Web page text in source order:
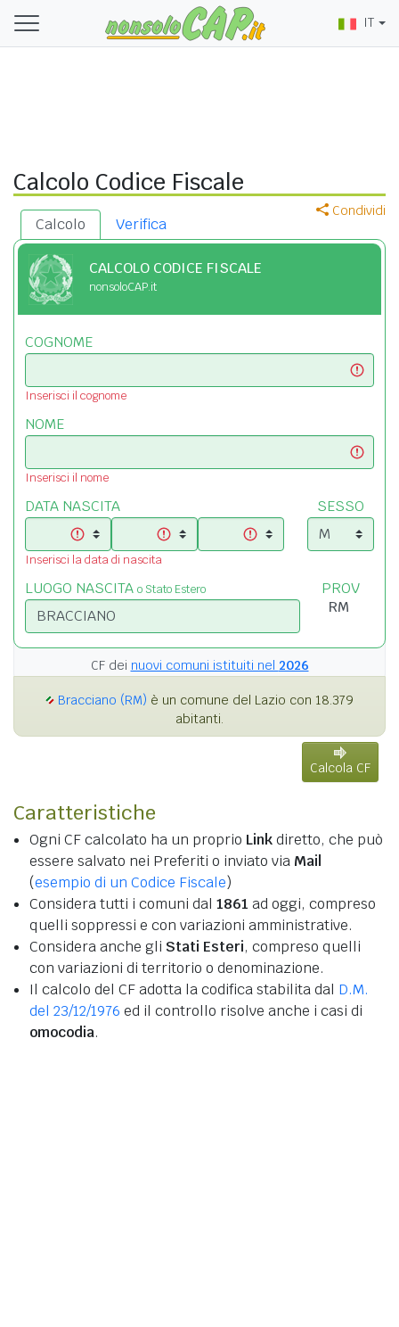
IT
Calcolo Codice Fiscale
Condividi
Calcolo Verifica
CALCOLO CODICE FISCALE
nonsoloCAP.it
COGNOME
Inserisci il cognome
NOME
Inserisci il nome
DATA NASCITA
Inserisci la data di nascita
SESSO
LUOGO NASCITA o Stato Estero PROV
CF dei nuovi comuni istituiti nel 2026
Bracciano (RM) è un comune del Lazio con 18.379
abitanti.
Calcola CF
Caratteristiche
Ogni CF calcolato ha un proprio Linkdiretto, che può
essere salvato nei Preferiti o inviato via Mail
(esempio di un Codice Fiscale)
Considera tutti i comuni dal 1861 ad oggi, compreso
quelli soppressi e con variazioni amministrative.
Considera anche gli Stati Esteri, compreso quelli
con variazioni di territorio o denominazione.
Il calcolo del CF adotta la codifica stabilita dal D.M.
del 23/12/1976 ed il controllo risolve anche i casi di
omocodia.